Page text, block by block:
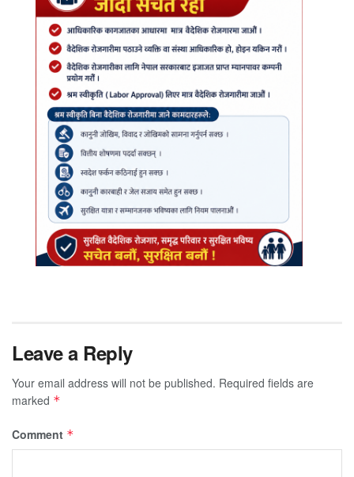
Leave a Reply
Your email address will not be published. Required fields are
marked *
Comment *